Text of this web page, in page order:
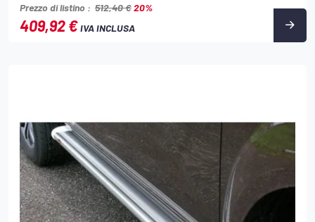
Prezzo di listino : 512,40 €20%
409,92 €IVA INCLUSA